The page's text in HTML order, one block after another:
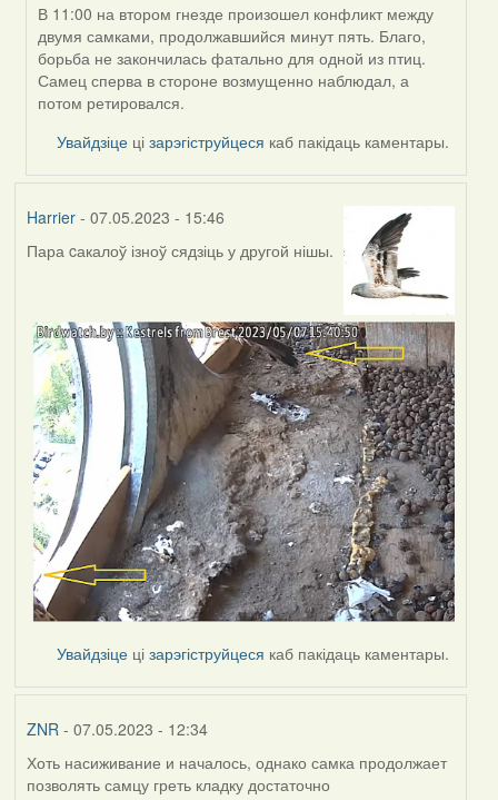
In
reply
to
by
Harrier
В 11:00 на втором гнезде произошел конфликт между
двумя самками, продолжавшийся минут пять. Благо,
борьба не закончилась фатально для одной из птиц.
Самец сперва в стороне возмущенно наблюдал, а
потом ретировался.
Увайдзіце цізарэгіструйцеся каб пакідаць каментары.
Harrier- 07.05.2023 - 15:46
Пара cакалоў ізноў сядзіць у другой нішы.
Увайдзіце цізарэгіструйцеся каб пакідаць каментары.
ZNR - 07.05.2023 - 12:34
Хоть насиживание и началось, однако самка продолжает
позволять самцу греть кладку достаточно